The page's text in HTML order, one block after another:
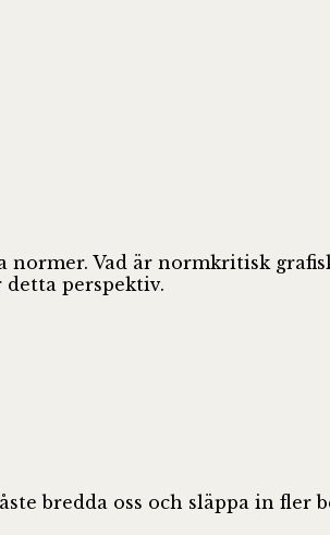
Vad är normkritisk
perspektiv.
bredda oss och släppa in fler